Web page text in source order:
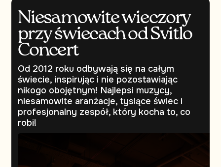
Niesamowite wieczory
przy świecach od Svitlo
Concert
Od 2012 roku odbywają się na całym
świecie, inspirując i nie pozostawiając
nikogo obojętnym! Najlepsi muzycy,
niesamowite aranżacje, tysiące świec i
profesjonalny zespół, który kocha to, co
robi!